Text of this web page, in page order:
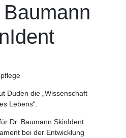
Duden die „Wissenschaft
Lebens“.
Dr. Baumann SkinIdent
bei der Entwicklung